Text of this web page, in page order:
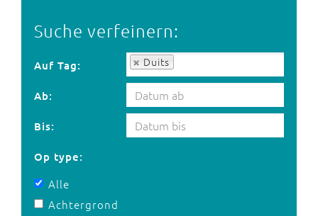
Suche verfeinern:
Auf Tag: Duits
Auf Tag:
Ab:
Bis:
Op type:
Alle
Achtergrond